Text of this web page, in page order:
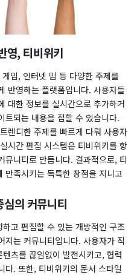
영, 티비위키
임, 인터넷 밈 등 다양한 주제를
반영하는 플랫폼입니다. 사용자들
대한 정보를 실시간으로 추가하거
트되는 내용을 접할 수 있습니다.
렌디한 주제를 빠르게 다뤄 사용자
시간 편집 시스템은 티비위키를 항
뮤니티로 만듭니다. 결과적으로, 티
만족시키는 독특한 장점을 지니고
의 커뮤니티
고 편집할 수 있는 개방적인 구조
는 커뮤니티입니다. 사용자가 직
츠를 끊임없이 발전시키고, 협력
다. 또한, 티비위키의 문서 스타일